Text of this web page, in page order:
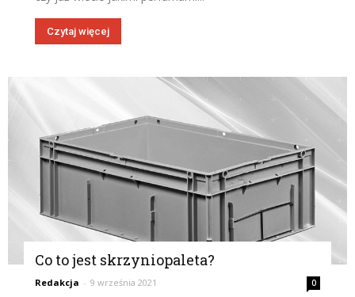
Czytaj więcej
Co to jest skrzyniopaleta?
Redakcja - 9 września 2021 0